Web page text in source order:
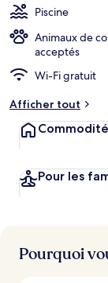
Piscine
Animaux de
acceptés
Wi-Fi gratuit
Afficher tout
Pour les
Pourquoi